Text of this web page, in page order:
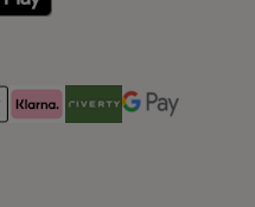
Method
Payment Method
Klarna Payment Method
Riverty Payment Method
Google Pay
Method